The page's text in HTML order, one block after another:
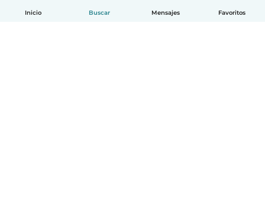
Inicio Buscar Mensajes Favoritos